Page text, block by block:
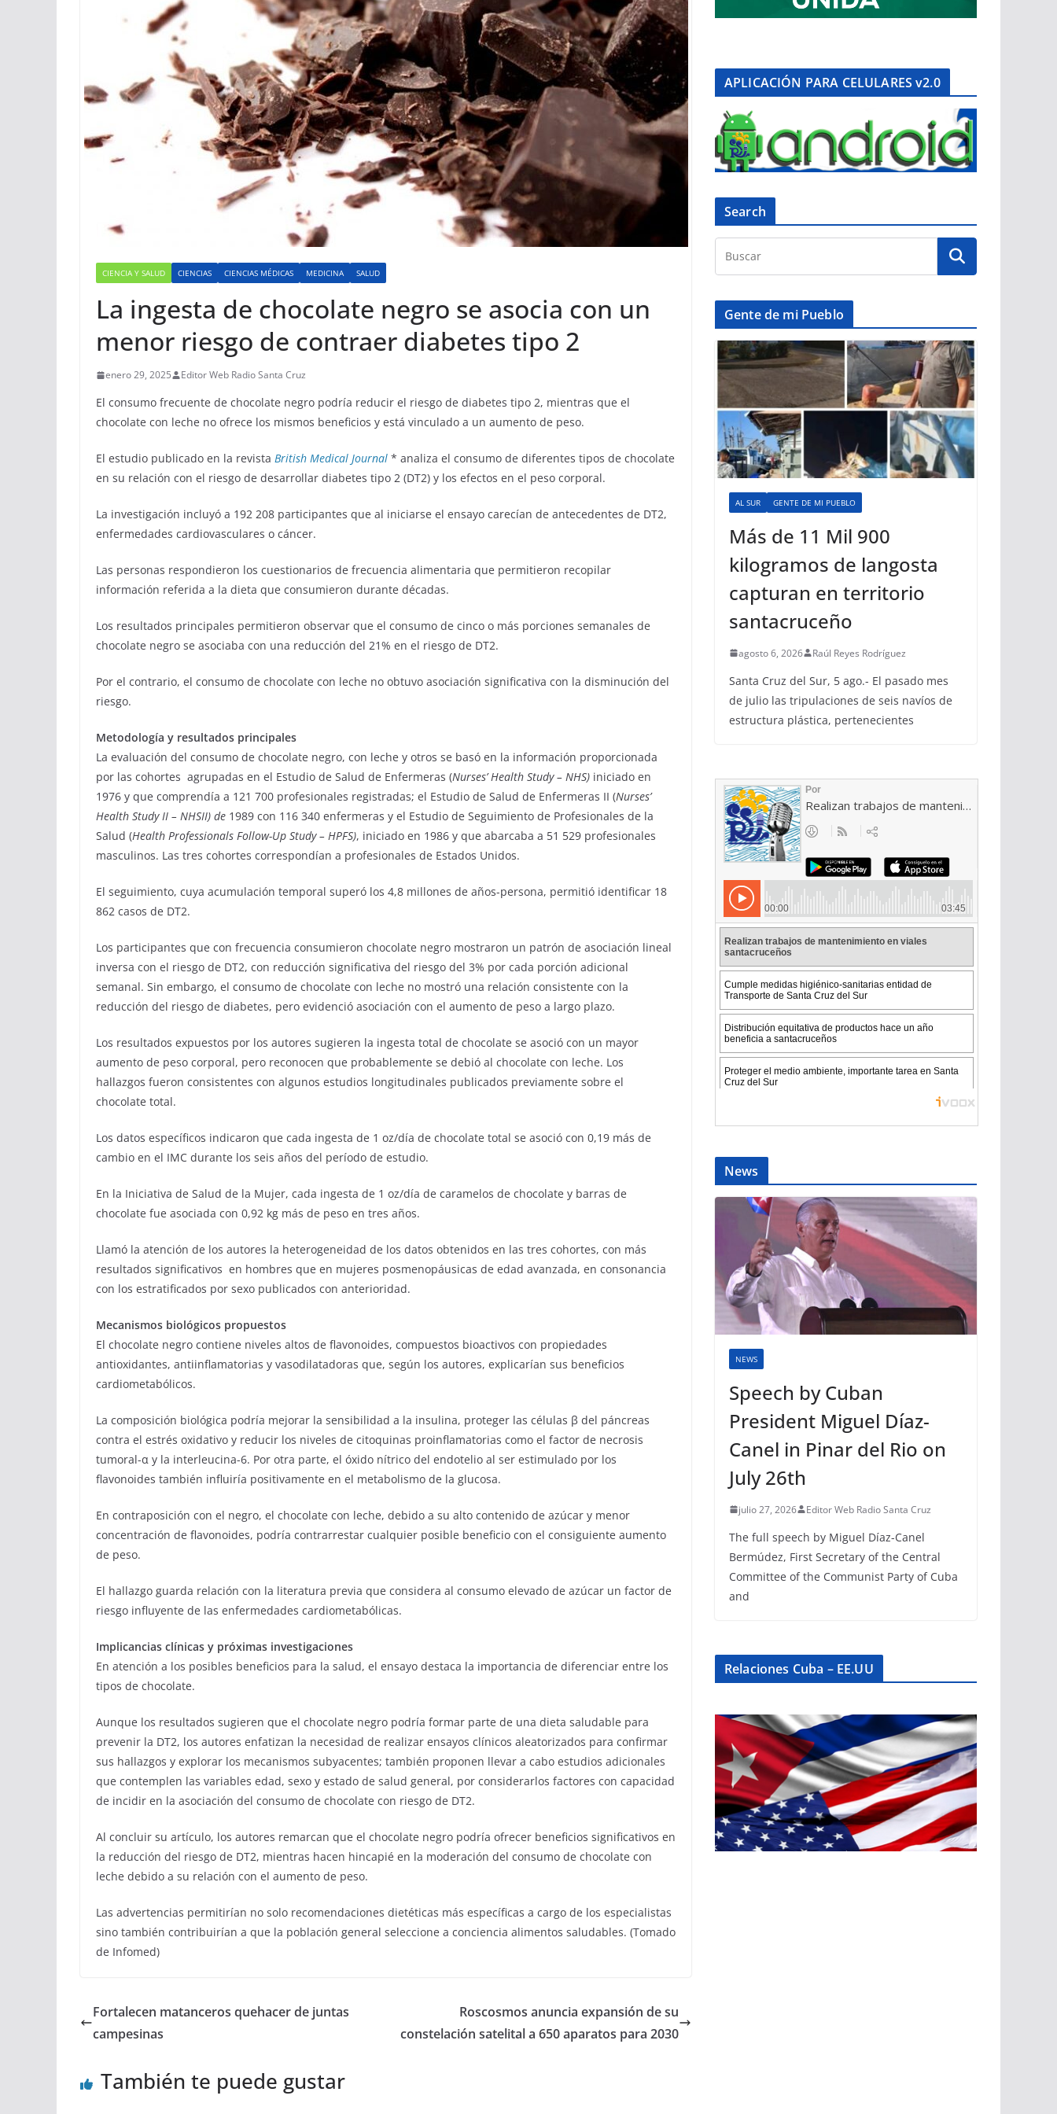
CIENCIA Y SALUD CIENCIAS CIENCIAS MÉDICAS MEDICINA SALUD
La ingesta de chocolate negro se asocia con un
menor riesgo de contraer diabetes tipo 2
enero 29, 2025 Editor Web Radio Santa Cruz
El consumo frecuente de chocolate negro podría reducir el riesgo de diabetes tipo 2, mientras que el
chocolate con leche no ofrece los mismos beneficios y está vinculado a un aumento de peso.
El estudio publicado en la revista British Medical Journal * analiza el consumo de diferentes tipos de chocolate
en su relación con el riesgo de desarrollar diabetes tipo 2 (DT2) y los efectos en el peso corporal.
La investigación incluyó a 192 208 participantes que al iniciarse el ensayo carecían de antecedentes de DT2,
enfermedades cardiovasculares o cáncer.
Las personas respondieron los cuestionarios de frecuencia alimentaria que permitieron recopilar
información referida a la dieta que consumieron durante décadas.
Los resultados principales permitieron observar que el consumo de cinco o más porciones semanales de
chocolate negro se asociaba con una reducción del 21% en el riesgo de DT2.
Por el contrario, el consumo de chocolate con leche no obtuvo asociación significativa con la disminución del
riesgo.
Metodología y resultados principales
La evaluación del consumo de chocolate negro, con leche y otros se basó en la información proporcionada
por las cohortes agrupadas en el Estudio de Salud de Enfermeras (Nurses’ Health Study – NHS) iniciado en
1976 y que comprendía a 121 700 profesionales registradas; el Estudio de Salud de Enfermeras II (Nurses’
Health Study II – NHSII) de 1989 con 116 340 enfermeras y el Estudio de Seguimiento de Profesionales de la
Salud (Health Professionals Follow-Up Study – HPFS), iniciado en 1986 y que abarcaba a 51 529 profesionales
masculinos. Las tres cohortes correspondían a profesionales de Estados Unidos.
El seguimiento, cuya acumulación temporal superó los 4,8 millones de años-persona, permitió identificar 18
862 casos de DT2.
Los participantes que con frecuencia consumieron chocolate negro mostraron un patrón de asociación lineal
inversa con el riesgo de DT2, con reducción significativa del riesgo del 3% por cada porción adicional
semanal. Sin embargo, el consumo de chocolate con leche no mostró una relación consistente con la
reducción del riesgo de diabetes, pero evidenció asociación con el aumento de peso a largo plazo.
Los resultados expuestos por los autores sugieren la ingesta total de chocolate se asoció con un mayor
aumento de peso corporal, pero reconocen que probablemente se debió al chocolate con leche. Los
hallazgos fueron consistentes con algunos estudios longitudinales publicados previamente sobre el
chocolate total.
Los datos específicos indicaron que cada ingesta de 1 oz/día de chocolate total se asoció con 0,19 más de
cambio en el IMC durante los seis años del período de estudio.
En la Iniciativa de Salud de la Mujer, cada ingesta de 1 oz/día de caramelos de chocolate y barras de
chocolate fue asociada con 0,92 kg más de peso en tres años.
Llamó la atención de los autores la heterogeneidad de los datos obtenidos en las tres cohortes, con más
resultados significativos en hombres que en mujeres posmenopáusicas de edad avanzada, en consonancia
con los estratificados por sexo publicados con anterioridad.
Mecanismos biológicos propuestos
El chocolate negro contiene niveles altos de flavonoides, compuestos bioactivos con propiedades
antioxidantes, antiinflamatorias y vasodilatadoras que, según los autores, explicarían sus beneficios
cardiometabólicos.
La composición biológica podría mejorar la sensibilidad a la insulina, proteger las células β del páncreas
contra el estrés oxidativo y reducir los niveles de citoquinas proinflamatorias como el factor de necrosis
tumoral-α y la interleucina-6. Por otra parte, el óxido nítrico del endotelio al ser estimulado por los
flavonoides también influiría positivamente en el metabolismo de la glucosa.
En contraposición con el negro, el chocolate con leche, debido a su alto contenido de azúcar y menor
concentración de flavonoides, podría contrarrestar cualquier posible beneficio con el consiguiente aumento
de peso.
El hallazgo guarda relación con la literatura previa que considera al consumo elevado de azúcar un factor de
riesgo influyente de las enfermedades cardiometabólicas.
Implicancias clínicas y próximas investigaciones
En atención a los posibles beneficios para la salud, el ensayo destaca la importancia de diferenciar entre los
tipos de chocolate.
Aunque los resultados sugieren que el chocolate negro podría formar parte de una dieta saludable para
prevenir la DT2, los autores enfatizan la necesidad de realizar ensayos clínicos aleatorizados para confirmar
sus hallazgos y explorar los mecanismos subyacentes; también proponen llevar a cabo estudios adicionales
que contemplen las variables edad, sexo y estado de salud general, por considerarlos factores con capacidad
de incidir en la asociación del consumo de chocolate con riesgo de DT2.
Al concluir su artículo, los autores remarcan que el chocolate negro podría ofrecer beneficios significativos en
la reducción del riesgo de DT2, mientras hacen hincapié en la moderación del consumo de chocolate con
leche debido a su relación con el aumento de peso.
Las advertencias permitirían no solo recomendaciones dietéticas más específicas a cargo de los especialistas
sino también contribuirían a que la población general seleccione a conciencia alimentos saludables. (Tomado
de Infomed)
Fortalecen matanceros quehacer de juntas
campesinas
Roscosmos anuncia expansión de su
constelación satelital a 650 aparatos para 2030
También te puede gustar
APLICACIÓN PARA CELULARES v2.0
Search
Gente de mi Pueblo
AL SUR GENTE DE MI PUEBLO
Más de 11 Mil 900
kilogramos de langosta
capturan en territorio
santacruceño
agosto 6, 2026 Raúl Reyes Rodríguez
Santa Cruz del Sur, 5 ago.- El pasado mes
de julio las tripulaciones de seis navíos de
estructura plástica, pertenecientes
News
NEWS
Speech by Cuban
President Miguel Díaz-
Canel in Pinar del Rio on
July 26th
julio 27, 2026 Editor Web Radio Santa Cruz
The full speech by Miguel Díaz-Canel
Bermúdez, First Secretary of the Central
Committee of the Communist Party of Cuba
and
Relaciones Cuba – EE.UU